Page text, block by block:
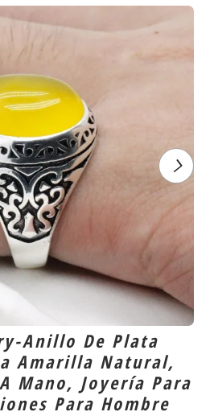
Anillo De Plata
Amarilla Natural,
Mano, Joyería Para
Para Hombre